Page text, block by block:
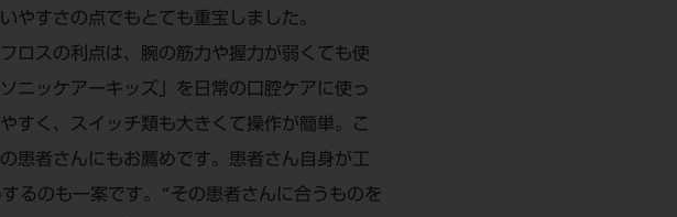
やすさの点でもとても重宝しました。
ロスの利点は、腕の筋力や握力が弱くても使
ニッケアーキッズ」を日常の口腔ケアに使っ
すく、スイッチ類も大きくて操作が簡単。こ
患者さんにもお薦めです。患者さん自身が工
るのも一案です。“その患者さんに合うものを